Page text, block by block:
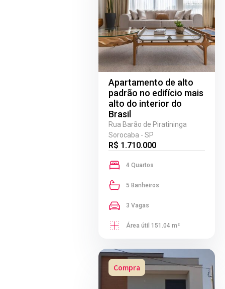
Apartamento de alto
padrão no edifício mais
alto do interior do
Brasil
Rua Barão de Piratininga
Sorocaba - SP
R$ 1.710.000
4 Quartos
5 Banheiros
3 Vagas
Área útil 151.04 m²
Compra